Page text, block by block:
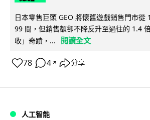
日本零售巨頭 GEO 將懷舊遊戲銷售門市從
99 間，但銷售額卻不降反升至過往的 1.4
收」奇蹟，...
閱讀全文
78 4 ↗ 分享
人工智能